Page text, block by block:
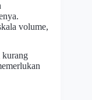
volume,
kurang